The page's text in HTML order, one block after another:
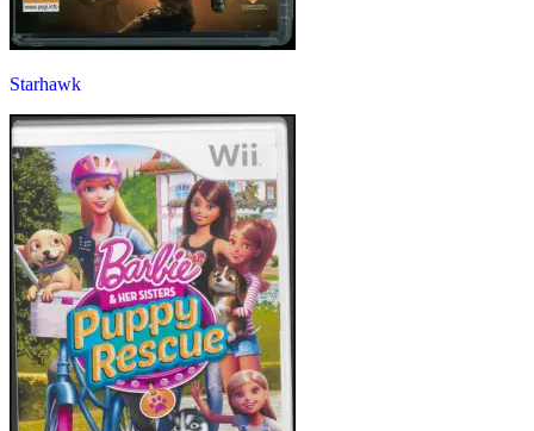
Starhawk